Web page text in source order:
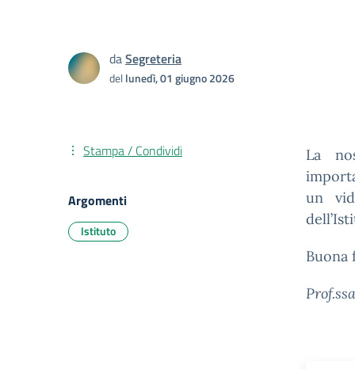
daSegreteria
dellunedì, 01 giugno 2026
La
un
Buona
Stampa / Condividi
Argomenti
Istituto